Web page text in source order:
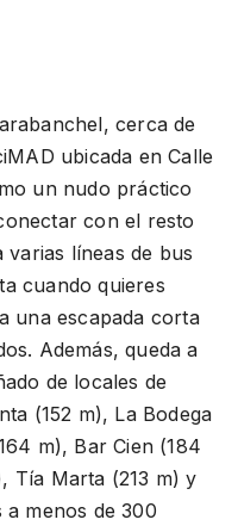
cerca de
ubicada en Calle
un nudo práctico
con el resto
varias líneas de bus
cuando quieres
una escapada corta
Además, queda a
de locales de
(152 m), La Bodega
m), Bar Cien (184
Tía Marta (213 m) y
a menos de 300